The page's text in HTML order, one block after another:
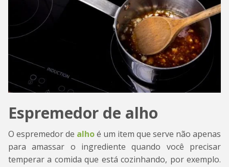
Espremedor de alho
O espremedor de alhoé um item que serve não apenas
para amassar o ingrediente quando você precisar
temperar a comida que está cozinhando, por exemplo.